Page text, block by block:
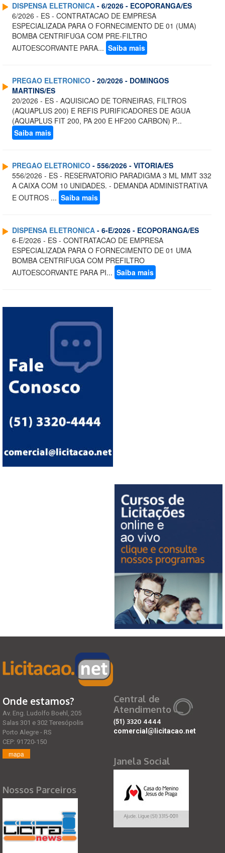
DISPENSA ELETRONICA - 6/2026 - ECOPORANGA/ES
6/2026 - ES - CONTRATACAO DE EMPRESA
ESPECIALIZADA PARA O FORNECIMENTO DE 01 (UMA)
BOMBA CENTRIFUGA COM PRE-FILTRO
AUTOESCORVANTE PARA... Saiba mais
PREGAO ELETRONICO - 20/2026 - DOMINGOS
MARTINS/ES
20/2026 - ES - AQUISICAO DE TORNEIRAS, FILTROS
(AQUAPLUS 200) E REFIS PURIFICADORES DE AGUA
(AQUAPLUS FIT 200, PA 200 E HF200 CARBON) P...
Saiba mais
PREGAO ELETRONICO - 556/2026 - VITORIA/ES
556/2026 - ES - RESERVATORIO PARADIGMA 3 ML MMT 332
A CAIXA COM 10 UNIDADES. - DEMANDA ADMINISTRATIVA
E OUTROS ... Saiba mais
DISPENSA ELETRONICA - 6-E/2026 - ECOPORANGA/ES
6-E/2026 - ES - CONTRATACAO DE EMPRESA
ESPECIALIZADA PARA O FORNECIMENTO DE 01 UMA
BOMBA CENTRIFUGA COM PREFILTRO
AUTOESCORVANTE PARA PI... Saiba mais
Onde estamos?
Av. Eng. Ludolfo Boehl, 205
Salas 301 e 302 Teresópolis
Porto Alegre - RS
CEP: 91720-150
mapa
Nossos Parceiros
Central de
Atendimento
(51) 3320 4444
comercial@licitacao.net
Janela Social